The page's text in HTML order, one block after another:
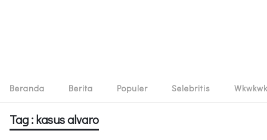
Beranda Berita Populer Selebritis Wkwkwk
Tag : kasus alvaro